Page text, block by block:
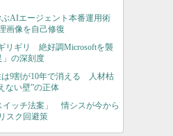
ぶAIエージェント本番運用術
画像を自己修復
リギリ 絶好調Microsoftを襲
」の深刻度
は9割が10年で消える 人材枯
ない壁”の正体
イッチ法案」 情シスが今から
スク回避策